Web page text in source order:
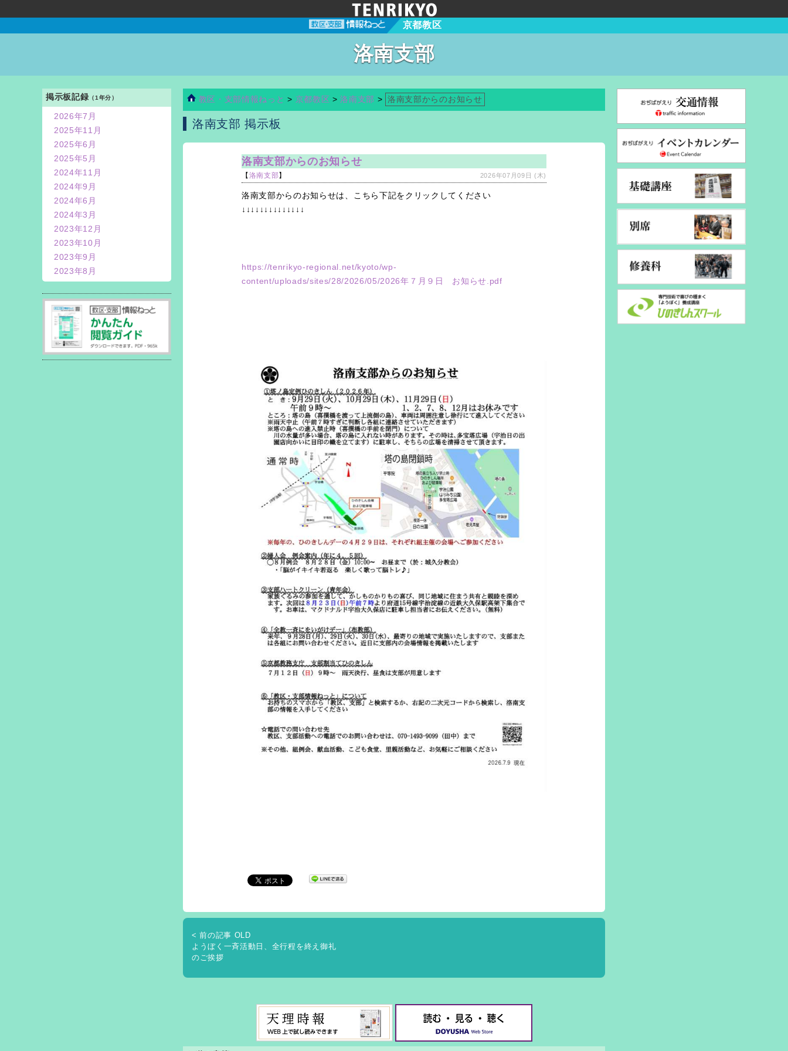
京都教区
洛南支部
教区・支部情報ねっと > 京都教区 >洛南支部 > 洛南支部からのお知らせ
洛南支部 掲示板
洛南支部からのお知らせ
2026年07月09日 (木)
【 洛南支部】
洛南支部からのお知らせは、こちら下記をクリックしてください
↓↓↓↓↓↓↓↓↓↓↓↓↓↓
https://tenrikyo-regional.net/kyoto/wp-
content/uploads/sites/28/2026/05/2026年７月９日 お知らせ.pdf
< 前の記事 OLD
ようぼく一斉活動日、全行程を終え御礼
のご挨拶
掲示板記録 （1年分）
2026年7月
2025年11月
2025年6月
2025年5月
2024年11月
2024年9月
2024年6月
2024年3月
2023年12月
2023年10月
2023年9月
2023年8月